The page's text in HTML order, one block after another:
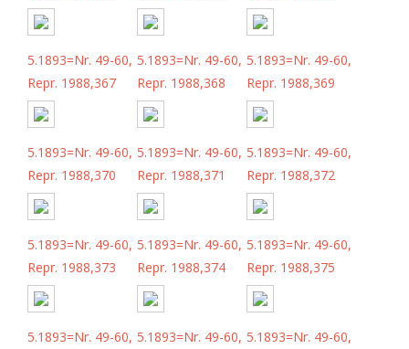
5.1893=Nr. 49-60,
Repr. 1988,367
5.1893=Nr. 49-60,
Repr. 1988,368
5.1893=Nr. 49-60,
Repr. 1988,369
5.1893=Nr. 49-60,
Repr. 1988,370
5.1893=Nr. 49-60,
Repr. 1988,371
5.1893=Nr. 49-60,
Repr. 1988,372
5.1893=Nr. 49-60,
Repr. 1988,373
5.1893=Nr. 49-60,
Repr. 1988,374
5.1893=Nr. 49-60,
Repr. 1988,375
5.1893=Nr. 49-60, 5.1893=Nr. 49-60, 5.1893=Nr. 49-60,